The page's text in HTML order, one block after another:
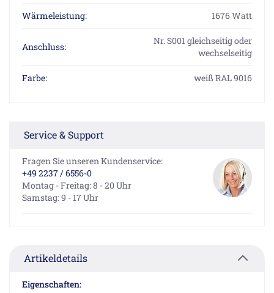
Wärmeleistung: 1676 Watt
Anschluss:
Nr. S001 gleichseitig oder
wechselseitig
Farbe: weiß RAL 9016
Service & Support
Fragen Sie unseren Kundenservice:
+49 2237 / 6556-0
Montag - Freitag: 8 - 20 Uhr
Samstag: 9 - 17 Uhr
Artikeldetails
Eigenschaften: